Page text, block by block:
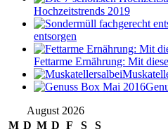
Hochzeitstrends 2019
entsorgen
Fettarme Ernährung: Mit
August 2026
M D M D F S
S